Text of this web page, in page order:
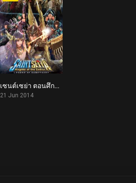
5.5
เซนต์เซย่า ตอนศึกปราสาท 12 ราศี Saint Seiya: Legend of Sanctuary (2014)
21 Jun 2014